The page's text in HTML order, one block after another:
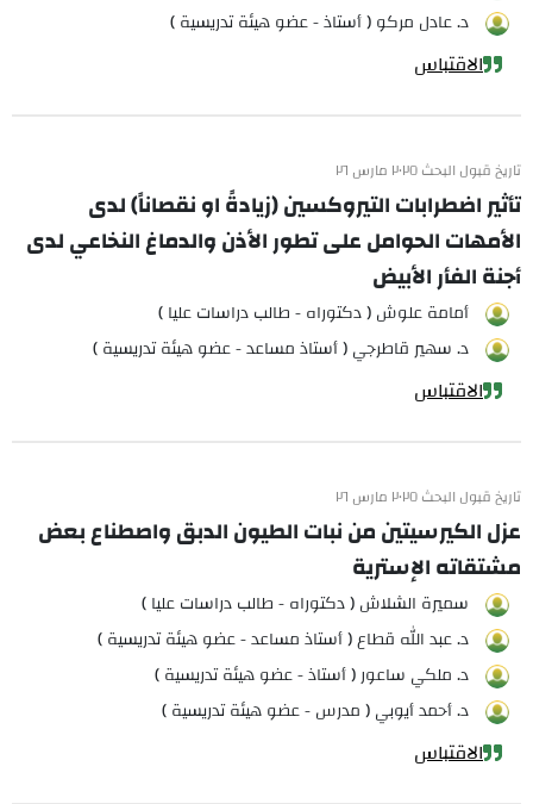
د. عادل مركو ( أستاذ - عضو هيئة تدريسية )
الاقتباس
تاريخ قبول البحث ٢٠٢٥ مارس ٢٦
تأثير اضطرابات التيروكسين (زيادةً او نقصاناً) لدى
الأمهات الحوامل على تطور الأذن والدماغ النخاعي لدى
أجنة الفأر الأبيض
أمامة علوش ( دكتوراه - طالب دراسات عليا )
د. سهير قاطرجي ( أستاذ مساعد - عضو هيئة تدريسية )
الاقتباس
تاريخ قبول البحث ٢٠٢٥ مارس ٢٦
عزل الكيرسيتين من نبات الطيون الدبق واصطناع بعض
مشتقاته الإسترية
سميرة الشلاش ( دكتوراه - طالب دراسات عليا )
د. عبد الله قطاع ( أستاذ مساعد - عضو هيئة تدريسية )
د. ملكي ساعور ( أستاذ - عضو هيئة تدريسية )
د. أحمد أيوبي ( مدرس - عضو هيئة تدريسية )
الاقتباس